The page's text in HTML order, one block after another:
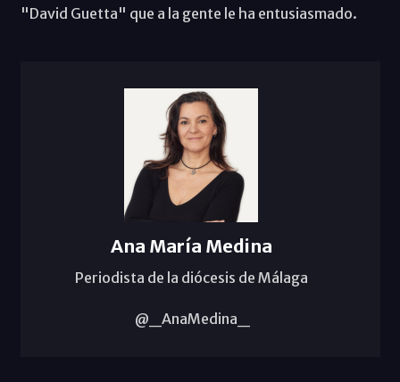
"David Guetta" que a la gente le ha entusiasmado.
Ana María Medina
Periodista de la diócesis de Málaga
@_AnaMedina_